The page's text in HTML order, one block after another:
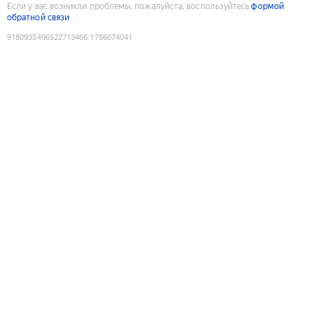
Если у вас возникли проблемы, пожалуйста, воспользуйтесьформой
обратной связи
9180935496522713466:1786074041